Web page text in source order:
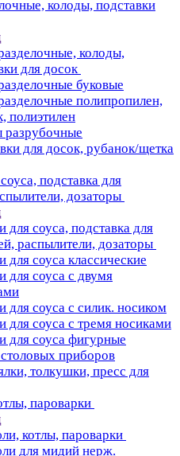
колоды, подставки
колоды,
для досок
буковые
полипропилен,
полиэтилен
разрубочные
для досок, рубанок/щетка
подставка для
дозаторы
для соуса, подставка для
распылители, дозаторы
для соуса классические
для соуса с двумя
для соуса с силик. носиком
для соуса с тремя носиками
для соуса фигурные
приборов
толкушки, пресс для
пароварки
котлы, пароварки
для мидий нерж.